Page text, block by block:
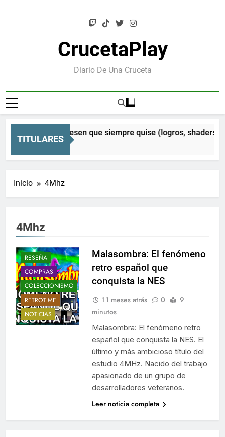
CrucetaPlay
Diario De Una Cruceta
TITULARES
Orion: el Mesen que siempre quise (logros, shaders CRT
Atrás
Inicio 4Mhz
4Mhz
RESEÑA
COMPRAS
COLECCIONISMO
RETROTIME
NOTICIAS
Malasombra: El fenómeno
retro español que
conquista la NES
11 meses atrás 0
9
minutos
Malasombra: El fenómeno retro
español que conquista la NES. El
último y más ambicioso título del
estudio 4MHz. Nacido del trabajo
apasionado de un grupo de
desarrolladores veteranos.
Leer noticia completa